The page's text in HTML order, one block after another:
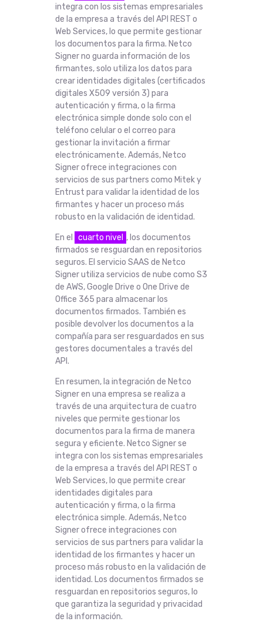
integra con los sistemas empresariales
de la empresa a través del API REST o
Web Services, lo que permite gestionar
los documentos para la firma. Netco
Signer no guarda información de los
firmantes, solo utiliza los datos para
crear identidades digitales (certificados
digitales X509 versión 3) para
autenticación y firma, o la firma
electrónica simple donde solo con el
teléfono celular o el correo para
gestionar la invitación a firmar
electrónicamente. Además, Netco
Signer ofrece integraciones con
servicios de sus partners como Mitek y
Entrust para validar la identidad de los
firmantes y hacer un proceso más
robusto en la validación de identidad.
En el cuarto nivel , los documentos
firmados se resguardan en repositorios
seguros. El servicio SAAS de Netco
Signer utiliza servicios de nube como S3
de AWS, Google Drive o One Drive de
Office 365 para almacenar los
documentos firmados. También es
posible devolver los documentos a la
compañía para ser resguardados en sus
gestores documentales a través del
API.
En resumen, la integración de Netco
Signer en una empresa se realiza a
través de una arquitectura de cuatro
niveles que permite gestionar los
documentos para la firma de manera
segura y eficiente. Netco Signer se
integra con los sistemas empresariales
de la empresa a través del API REST o
Web Services, lo que permite crear
identidades digitales para
autenticación y firma, o la firma
electrónica simple. Además, Netco
Signer ofrece integraciones con
servicios de sus partners para validar la
identidad de los firmantes y hacer un
proceso más robusto en la validación de
identidad. Los documentos firmados se
resguardan en repositorios seguros, lo
que garantiza la seguridad y privacidad
de la información.